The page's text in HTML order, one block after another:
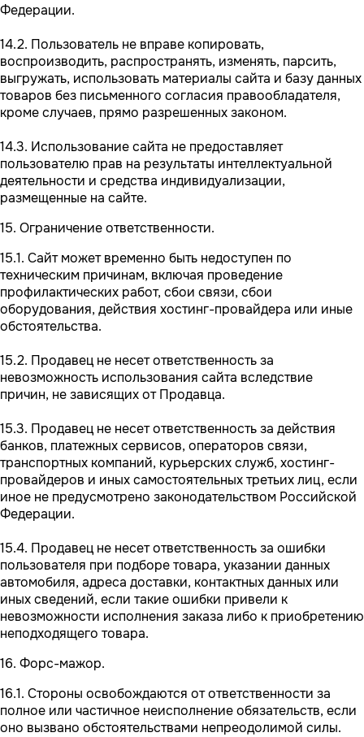
Федерации.
14.2. Пользователь не вправе копировать,
воспроизводить, распространять, изменять, парсить,
выгружать, использовать материалы сайта и базу данных
товаров без письменного согласия правообладателя,
кроме случаев, прямо разрешенных законом.
14.3. Использование сайта не предоставляет
пользователю прав на результаты интеллектуальной
деятельности и средства индивидуализации,
размещенные на сайте.
15. Ограничение ответственности.
15.1. Сайт может временно быть недоступен по
техническим причинам, включая проведение
профилактических работ, сбои связи, сбои
оборудования, действия хостинг-провайдера или иные
обстоятельства.
15.2. Продавец не несет ответственность за
невозможность использования сайта вследствие
причин, не зависящих от Продавца.
15.3. Продавец не несет ответственность за действия
банков, платежных сервисов, операторов связи,
транспортных компаний, курьерских служб, хостинг-
провайдеров и иных самостоятельных третьих лиц, если
иное не предусмотрено законодательством Российской
Федерации.
15.4. Продавец не несет ответственность за ошибки
пользователя при подборе товара, указании данных
автомобиля, адреса доставки, контактных данных или
иных сведений, если такие ошибки привели к
невозможности исполнения заказа либо к приобретению
неподходящего товара.
16. Форс-мажор.
16.1. Стороны освобождаются от ответственности за
полное или частичное неисполнение обязательств, если
оно вызвано обстоятельствами непреодолимой силы.